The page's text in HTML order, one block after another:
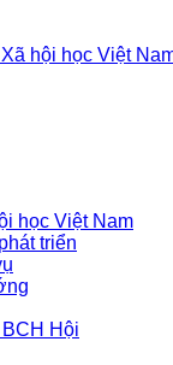
học Việt Nam
triển
Hội